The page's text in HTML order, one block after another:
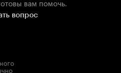
вам помочь.
вопрос